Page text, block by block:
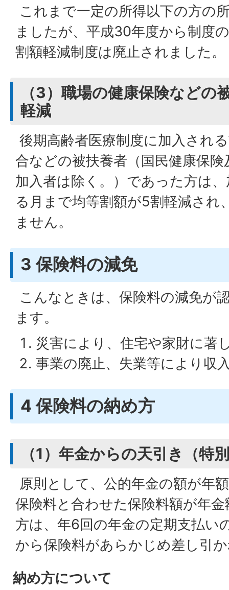
これまで一定の所得以下の方の
ましたが、平成30年度から制度
割額軽減制度は廃止されました。
（3）職場の健康保険などの
軽減
後期高齢者医療制度に加入され
合などの被扶養者（国民健康保
加入者は除く。）であった方は
る月まで均等割額が5割軽減され
ません。
3 保険料の減免
こんなときは、保険料の減免が
ます。
災害により、住宅や家財に著
事業の廃止、失業等により収
4 保険料の納め方
（1）年金からの天引き（特
原則として、公的年金の額が年
保険料と合わせた保険料額が年
方は、年6回の年金の定期支払い
から保険料があらかじめ差し引
納め方について